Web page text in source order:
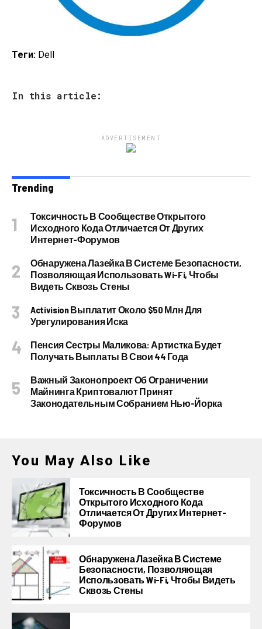
Теги: Dell
In this article:
ADVERTISEMENT
Trending
Токсичность В Сообществе Открытого
Исходного Кода Отличается От Других
Интернет-Форумов
Обнаружена Лазейка В Системе Безопасности,
Позволяющая Использовать Wi-Fi, Чтобы
Видеть Сквозь Стены
Activision Выплатит Около $50 Млн Для
Урегулирования Иска
Пенсия Сестры Маликова: Артистка Будет
Получать Выплаты В Свои 44 Года
Важный Законопроект Об Ограничении
Майнинга Криптовалют Принят
Законодательным Собранием Нью-Йорка
You May Also Like
Токсичность В Сообществе
Открытого Исходного Кода
Отличается От Других Интернет-
Форумов
Обнаружена Лазейка В Системе
Безопасности, Позволяющая
Использовать Wi-Fi, Чтобы Видеть
Сквозь Стены